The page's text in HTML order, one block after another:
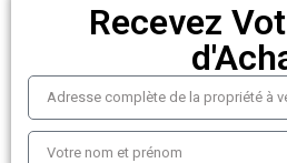
Recevez